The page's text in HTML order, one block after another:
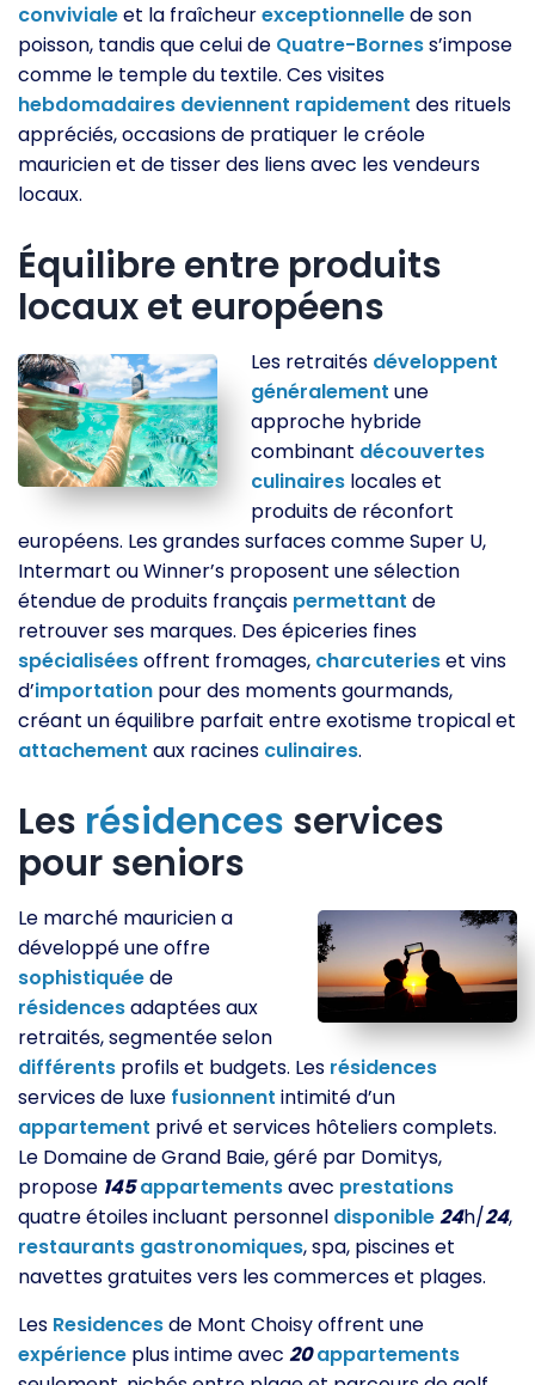
convivialeet la fraîcheurexceptionnellede son
poisson, tandis que celui de Quatre-Borness’impose
comme le temple du textile. Ces visites
hebdomadaires deviennent rapidement des rituels
appréciés, occasions de pratiquer le créole
mauricien et de tisser des liens avec les vendeurs
locaux.
Équilibre entre produits
locaux et européens
Les retraités développent
généralement une
approche hybride
combinant découvertes
culinaires locales et
produits de réconfort
européens. Les grandes surfaces comme Super U,
Intermart ou Winner’s proposent une sélection
étendue de produits français permettant de
retrouver ses marques. Des épiceries fines
spécialiséesoffrent fromages, charcuterieset vins
d’importation pour des moments gourmands,
créant un équilibre parfait entre exotisme tropical et
attachement aux racines culinaires.
Les résidences services
pour seniors
Le marché mauricien a
développé une offre
sophistiquéede
résidencesadaptées aux
retraités, segmentée selon
différents profils et budgets. Les résidences
services de luxe fusionnent intimité d’un
appartement privé et services hôteliers complets.
Le Domaine de Grand Baie, géré par Domitys,
propose 145 appartementsavec prestations
quatre étoiles incluant personnel disponible24h/24,
restaurants gastronomiques, spa, piscines et
navettes gratuites vers les commerces et plages.
Les Residencesde Mont Choisy offrent une
expérience plus intime avec 20 appartements